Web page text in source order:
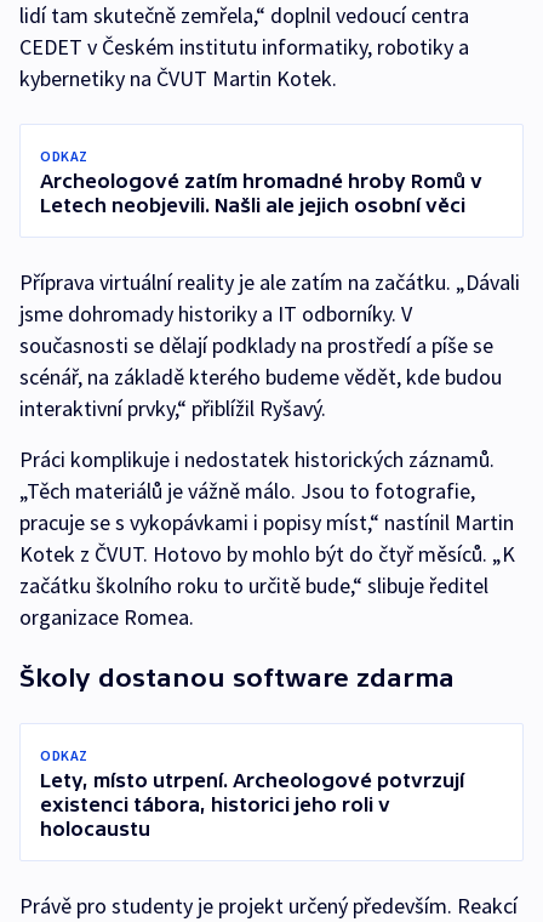
lidí tam skutečně zemřela,“ doplnil vedoucí centra
CEDET v Českém institutu informatiky, robotiky a
kybernetiky na ČVUT Martin Kotek.
ODKAZ
Archeologové zatím hromadné hroby Romů v
Letech neobjevili. Našli ale jejich osobní věci
Příprava virtuální reality je ale zatím na začátku. „Dávali
jsme dohromady historiky a IT odborníky. V
současnosti se dělají podklady na prostředí a píše se
scénář, na základě kterého budeme vědět, kde budou
interaktivní prvky,“ přiblížil Ryšavý.
Práci komplikuje i nedostatek historických záznamů.
„Těch materiálů je vážně málo. Jsou to fotografie,
pracuje se s vykopávkami i popisy míst,“ nastínil Martin
Kotek z ČVUT. Hotovo by mohlo být do čtyř měsíců. „K
začátku školního roku to určitě bude,“ slibuje ředitel
organizace Romea.
Školy dostanou software zdarma
ODKAZ
Lety, místo utrpení. Archeologové potvrzují
existenci tábora, historici jeho roli v
holocaustu
Právě pro studenty je projekt určený především. Reakcí